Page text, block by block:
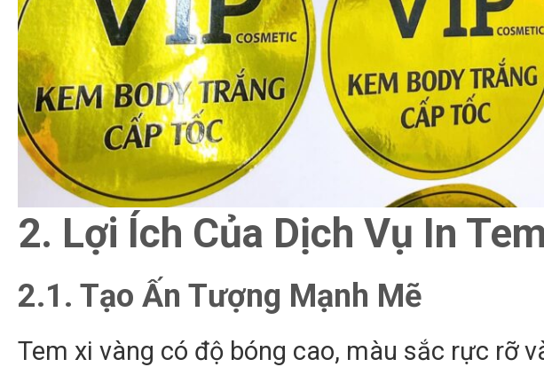
2. Lợi Ích Của Dịch Vụ In
2.1. Tạo Ấn Tượng Mạnh Mẽ
Tem xi vàng có độ bóng cao, màu sắc rực rỡ